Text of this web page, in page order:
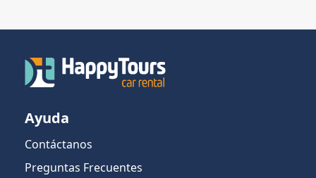
Ayuda
Contáctanos
Preguntas Frecuentes